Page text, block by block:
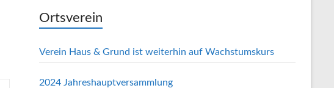
Ortsverein
Verein Haus & Grund ist weiterhin auf Wachstumskurs
2024 Jahreshauptversammlung